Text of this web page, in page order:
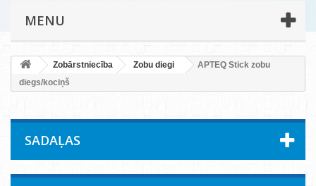
MENU
Zobārstniecība Zobu diegi
APTEQ Stick zobu
diegs/kociņš
SADAĻAS